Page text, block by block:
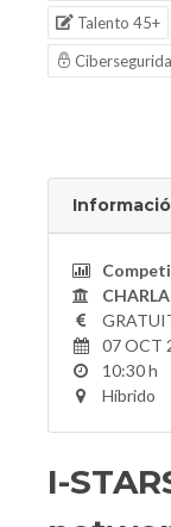
Talento 45+
07 OCT
10:30 h
Híbrido
I-